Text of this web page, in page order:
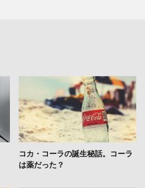
コカ・コーラの誕生秘話。コーラ
は薬だった？